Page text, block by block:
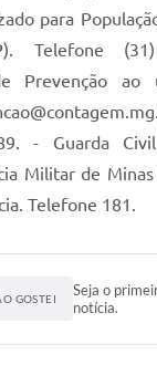
para
Telefone
Prevenção ao
- Guarda
Militar de Minas
Telefone 181.
GOSTEI
Seja o
notícia.